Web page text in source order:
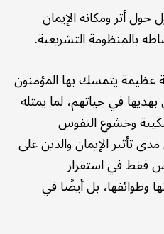
حول أثر ومكانة الإيمان
بالمنظومة التشريعية.
عظيمة يتمسك بها المؤمنون
بهديها في حياتهم، لما يمثله
وخشوع النفوس
تأثير الإيمان والدين على
فقط في استقرار
وطوائفها، بل أيضًا في